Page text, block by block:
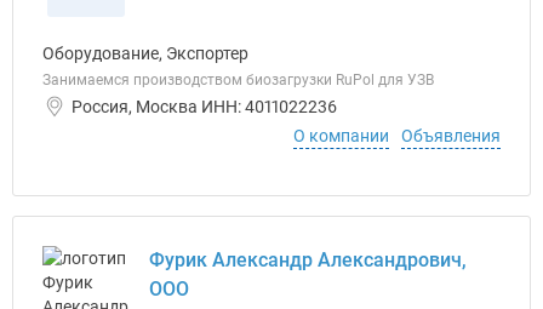
Оборудование, Экспортер
Занимаемся производством биозагрузки RuPol для УЗВ
Россия, Москва ИНН: 4011022236
О компании
Объявления
Фурик Александр Александрович,
ООО